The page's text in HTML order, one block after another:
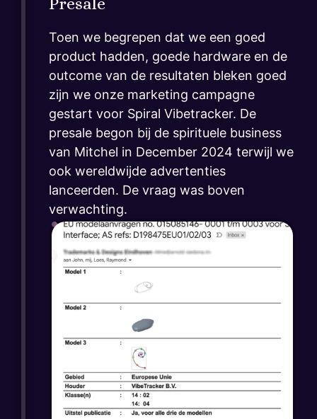
Toen we begrepen dat we een goed
product hadden, goede hardware en de
outcome van de resultaten bleken goed
zijn we onze marketing campagne
gestart voor Spiral Vibetracker. De
presale begon bij de spirituele business
van Mitchel in December 2024 terwijl we
ook wereldwijde advertenties
lanceerden. De vraag was boven
verwachting.